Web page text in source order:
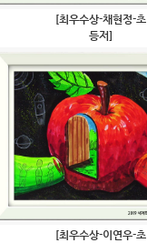
[최우수상-채현정-초
등저]
[최우수상-이연우-초